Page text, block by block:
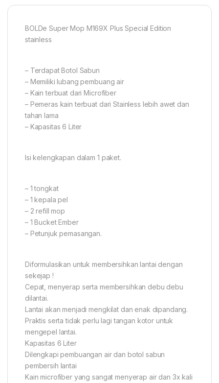
BOLDe Super Mop M169X Plus Special Edition
stainless
– Terdapat Botol Sabun
– Memiliki lubang pembuang air
– Kain terbuat dari Microfiber
– Pemeras kain terbuat dari Stainless lebih awet dan
tahan lama
– Kapasitas 6 Liter
Isi kelengkapan dalam 1 paket.
– 1 tongkat
– 1 kepala pel
– 2 refill mop
– 1 Bucket Ember
– Petunjuk pemasangan.
Diformulasikan untuk membersihkan lantai dengan
sekejap !
Cepat, menyerap serta membersihkan debu debu
dilantai.
Lantai akan menjadi mengkilat dan enak dipandang.
Praktis serta tidak perlu lagi tangan kotor untuk
mengepel lantai.
Kapasitas 6 Liter
Dilengkapi pembuangan air dan botol sabun
pembersih lantai
Kain microfiber yang sangat menyerap air dan 3x kali